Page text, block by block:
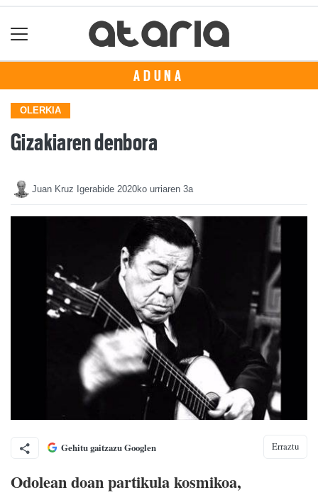
ADUNA
OLERKIA
Gizakiaren denbora
Juan Kruz Igerabide 2020ko urriaren 3a
Gehitu gaitzazu Googlen Erraztu
Odolean doan partikula kosmikoa,